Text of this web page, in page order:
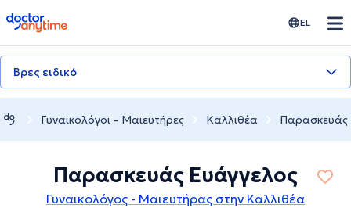
doctoranytime EL
Βρες ειδικό
Γυναικολόγοι - Μαιευτήρες Καλλιθέα Παρασκευάς
Παρασκευάς Ευάγγελος
Γυναικολόγος - Μαιευτήρας στην Καλλιθέα